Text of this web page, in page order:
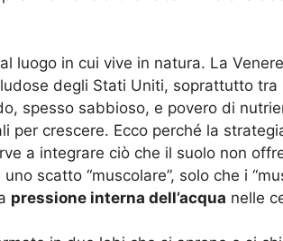
luogo in cui vive in natura. La
degli Stati Uniti, soprattutto tra
spesso sabbioso, e povero di
per crescere. Ecco perché la
a integrare ciò che il suolo non
scatto “muscolare”, solo che i
pressione interna dell’acqua nelle